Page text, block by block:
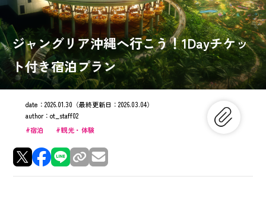
ジャングリア沖縄へ行こう！1Dayチケッ
ト付き宿泊プラン
date： 2026.01.30 （最終更新日： 2026.03.04）
author： ot_staff02
宿泊
観光・体験